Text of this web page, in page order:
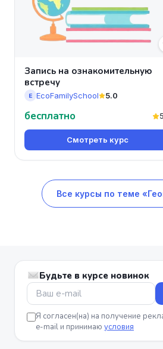
Запись на ознакомительную
встречу
E EcoFamilySchool 5.0
бесплатно
Смотреть курс
Все курсы по теме
Будьте в курсе новинок
Я согласен(на) на получение
e-mail и принимаю условия